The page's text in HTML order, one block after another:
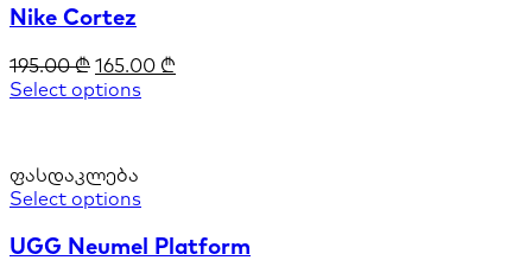
Nike Cortez
195.00₾ 165.00 ₾
Select options
ფასდაკლება
Select options
UGG Neumel Platform